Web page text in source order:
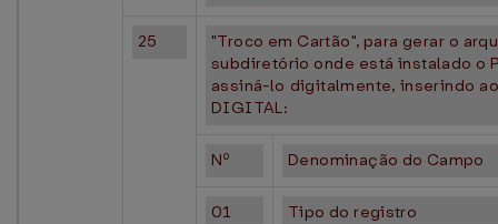
25
"Troco em Cartão", para gerar o
subdiretório onde está instalado o
assiná-lo digitalmente, inserindo
DIGITAL:
Nº Denominação do Campo
01 Tipo do registro